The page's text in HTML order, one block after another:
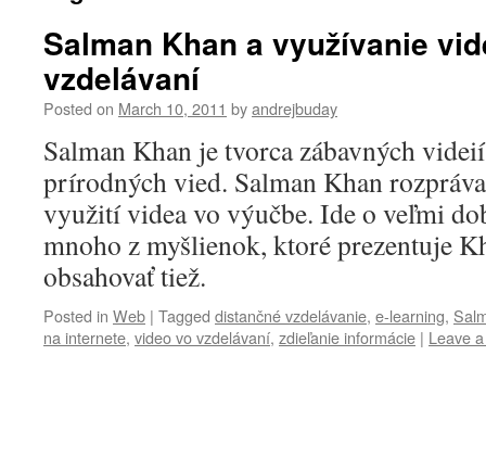
Salman Khan a využívanie
vzdelávaní
Posted on March 10, 2011 byandrejbuday
Salman Khan je tvorca zábavných
prírodných vied. Salman Khan
využití videa vo výučbe. Ide o veľmi
mnoho z myšlienok, ktoré prezentuje
obsahovať tiež.
Posted in Web | Tagged distančné vzdelávanie, e-learning,
na internete, video vo vzdelávaní, zdieľanie informácie | Leave